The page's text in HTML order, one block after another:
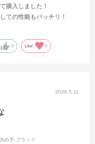
購入しました！
ての性能もバッチリ！
0 Like! 0
2026.5.11
め手:ブランド